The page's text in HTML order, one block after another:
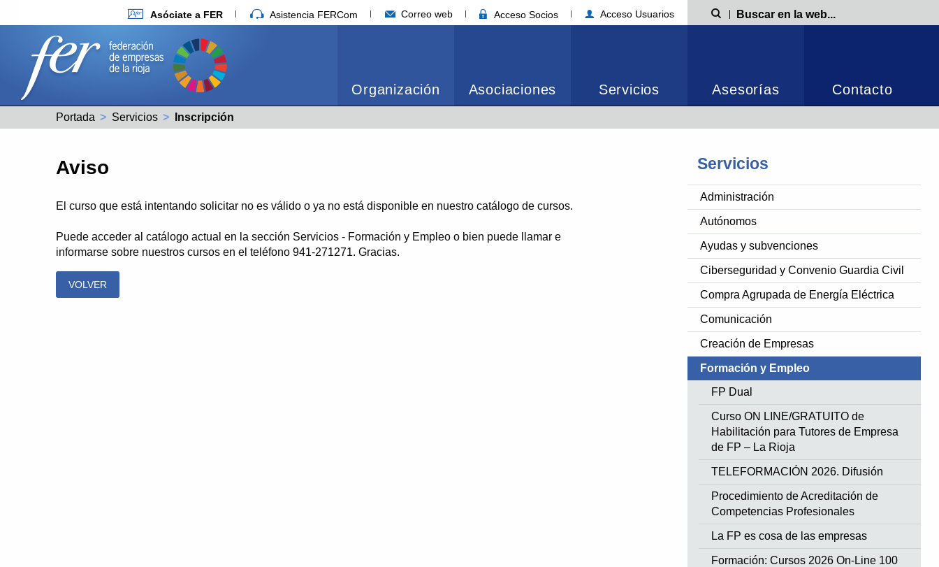
Asóciate a FER Asistencia FERCom Correo web Acceso Socios Acceso Usuarios Búsqueda
Organización Asociaciones Servicios Asesorías Contacto
Portada Servicios Actual:
Inscripción
Servicios
Administración
Autónomos
Ayudas y subvenciones
Ciberseguridad y Convenio Guardia Civil
Compra Agrupada de Energía Eléctrica
Comunicación
Creación de Empresas
Formación y Empleo
FP Dual
Curso ON LINE/GRATUITO de
Habilitación para Tutores de Empresa
de FP – La Rioja
TELEFORMACIÓN 2026. Difusión
Procedimiento de Acreditación de
Competencias Profesionales
La FP es cosa de las empresas
Formación: Cursos 2026 On-Line 100
Aviso
El curso que está intentando solicitar no es válido o ya no está disponible en nuestro catálogo de cursos.
Puede acceder al catálogo actual en la sección Servicios - Formación y Empleo o bien puede llamar e
informarse sobre nuestros cursos en el teléfono 941-271271. Gracias.
VOLVER